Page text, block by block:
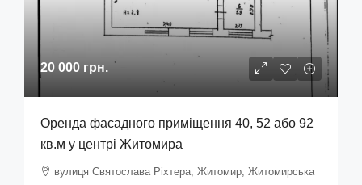
20 000 грн.
Оренда фасадного приміщення 40, 52 або 92
кв.м у центрі Житомира
вулиця Святослава Ріхтера, Житомир, Житомирська